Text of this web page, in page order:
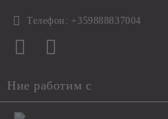
Телефон: +359888837004
Ние работим с